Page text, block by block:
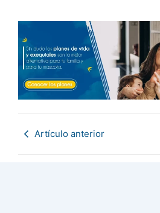
Artículo anterior